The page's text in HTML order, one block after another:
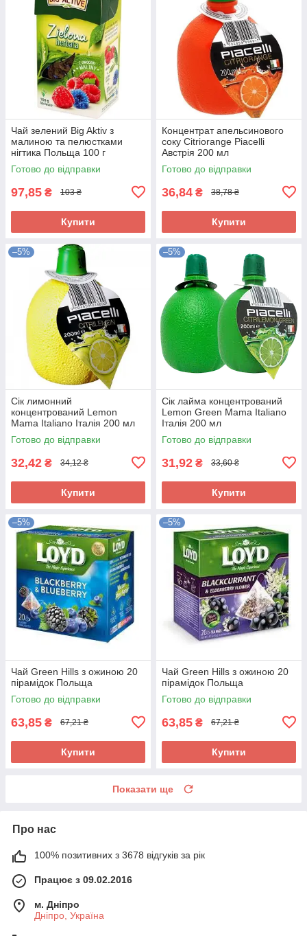
Чай зелений Big Aktiv з
малиною та пелюстками
нігтика Польща 100 г
Готово до відправки
97,85 ₴ 103 ₴
Купити
Концентрат апельсинового
соку Citriorange Piacelli
Австрія 200 мл
Готово до відправки
36,84 ₴ 38,78 ₴
Купити
–5%
Сік лимонний
концентрований Lemon
Mama Italiano Італія 200 мл
Готово до відправки
32,42 ₴ 34,12 ₴
Купити
–5%
Сік лайма концентрований
Lemon Green Mama Italiano
Італія 200 мл
Готово до відправки
31,92 ₴ 33,60 ₴
Купити
–5%
Чай Green Hills з ожиною 20
пірамідок Польща
Готово до відправки
63,85 ₴ 67,21 ₴
Купити
–5%
Чай Green Hills з ожиною 20
пірамідок Польща
Готово до відправки
63,85 ₴ 67,21 ₴
Купити
Показати ще
Про нас
100% позитивних з 3678 відгуків за рік
Працює з 09.02.2016
м. Дніпро
Дніпро, Україна